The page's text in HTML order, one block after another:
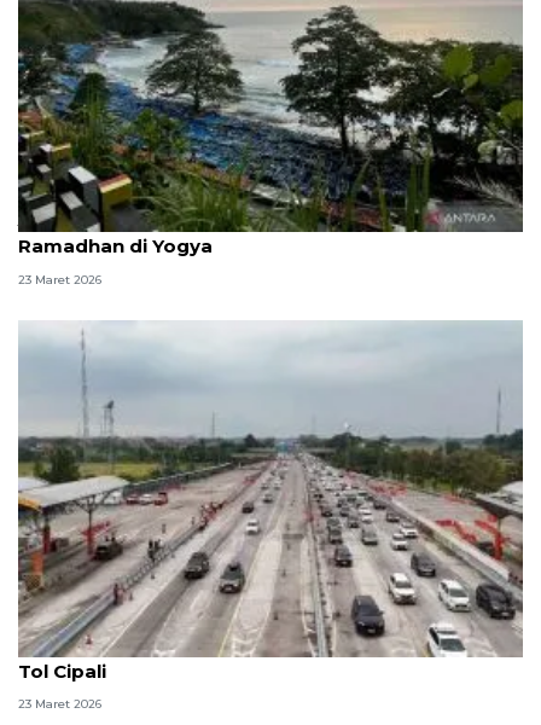
Jalur pansela, antara lanskap pesisir dan denyut
Ramadhan di Yogya
23 Maret 2026
Rekayasa lalu lintas one way resmi diberlakukan di
Tol Cipali
23 Maret 2026